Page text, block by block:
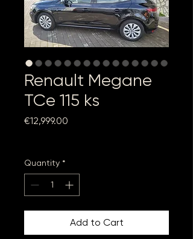
Renault Megane
TCe 115 ks
€12,999.00
Quantity *
Add to Cart